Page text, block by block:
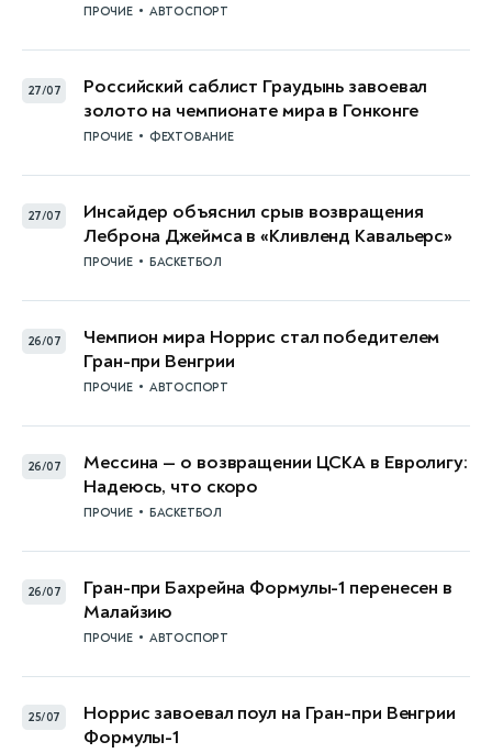
ПРОЧИЕ • АВТОСПОРТ
27/07
Российский саблист Граудынь завоевал
золото на чемпионате мира в Гонконге
ПРОЧИЕ • ФЕХТОВАНИЕ
27/07
Инсайдер объяснил срыв возвращения
Леброна Джеймса в «Кливленд Кавальерс»
ПРОЧИЕ • БАСКЕТБОЛ
26/07
Чемпион мира Норрис стал победителем
Гран-при Венгрии
ПРОЧИЕ • АВТОСПОРТ
26/07
Мессина — о возвращении ЦСКА в Евролигу:
Надеюсь, что скоро
ПРОЧИЕ • БАСКЕТБОЛ
26/07
Гран-при Бахрейна Формулы-1 перенесен в
Малайзию
ПРОЧИЕ • АВТОСПОРТ
25/07
Норрис завоевал поул на Гран-при Венгрии
Формулы-1